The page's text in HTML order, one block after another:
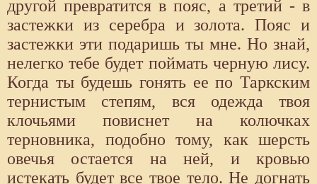
другой превратится в пояс, а третий - в
застежки из серебра и золота. Пояс и
застежки эти подаришь ты мне. Но знай,
нелегко тебе будет поймать черную лису.
Когда ты будешь гонять ее по Таркским
тернистым степям, вся одежда твоя
клочьями повиснет на колючках
терновника, подобно тому, как шерсть
овечья остается на ней, и кровью
истекать будет все твое тело. Не догнать